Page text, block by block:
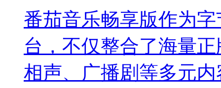
番茄音乐畅享版作为
台，不仅整合了海量
相声、广播剧等多元